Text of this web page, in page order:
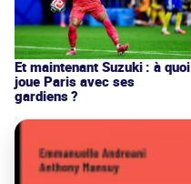
Et maintenant Suzuki : à quoi
joue Paris avec ses
gardiens ?